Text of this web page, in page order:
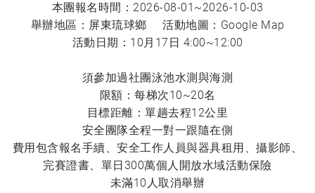
本團報名時間：2026-08-01~2026-10-03
舉辦地區：屏東琉球鄉 活動地圖： Google Map
活動日期：10月17日 4:00~12:00
須參加過社團泳池水測與海測
限額：每梯次10~20名
目標距離：單趟去程12公里
安全團隊全程一對一跟隨在側
費用包含報名手續、安全工作人員與器具租用、攝影師、
完賽證書、單日300萬個人開放水域活動保險
未滿10人取消舉辦